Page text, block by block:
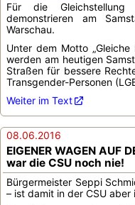
Für die Gleichstellung
demonstrieren am
Warschau.
Unter dem Motto „Gleiche
werden am heutigen
Straßen für bessere
Transgender-Personen
Weiter im Text
08.06.2016
EIGENER WAGEN AUF
war die CSU noch nie!
Bürgermeister Seppi
– ist damit in der CSU